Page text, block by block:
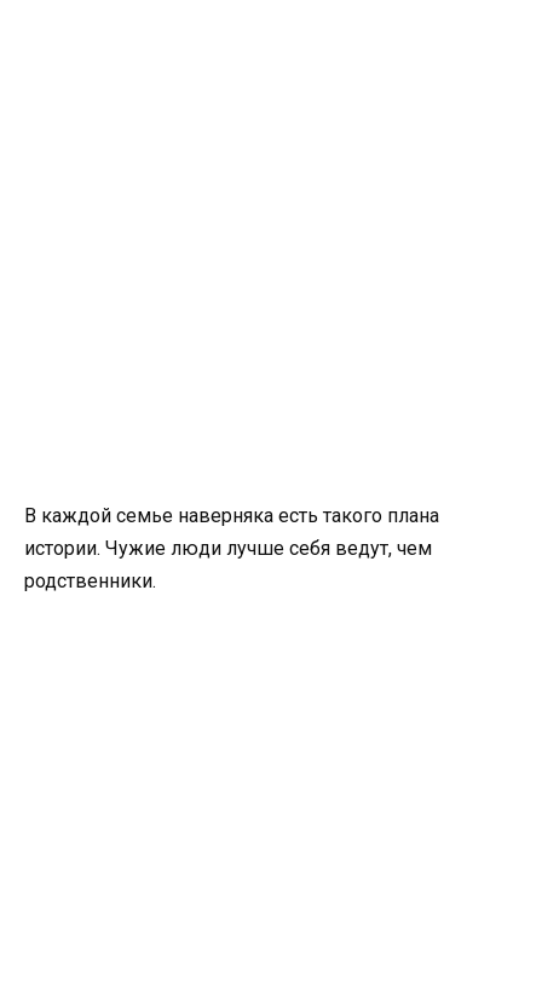
В каждой семье наверняка есть такого плана
истории. Чужие люди лучше себя ведут, чем
родственники.